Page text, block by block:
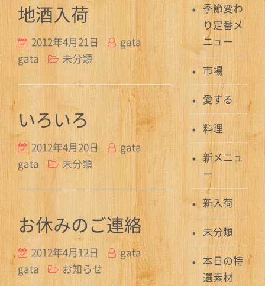
地酒入荷
2012年4月21日
gata
gata
未分類
いろいろ
2012年4月20日
gata
gata
未分類
お休みのご連絡
2012年4月12日
gata
gata
お知らせ
季節変わ
り定番メ
ニュー
市場
愛する
料理
新メニュ
ー
新入荷
未分類
本日の特
選素材